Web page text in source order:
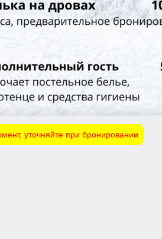
уточняйте при бронировании